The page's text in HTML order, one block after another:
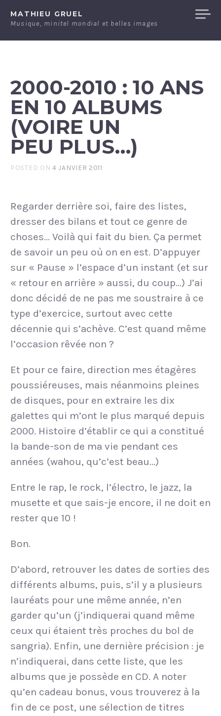
content
MATHIEU GRUEL
Musique, minitel mondial et belles images
2000-2010 : 10 ANS
EN 10 ALBUMS
(VOIRE UN
PEU PLUS…)
POSTED ON4 JANVIER 2011
Regarder derrière soi, faire des listes,
dresser des bilans et tout ce genre de
choses… Voilà qui fait du bien. Ça permet
de savoir un peu où on en est. D’appuyer
sur « Pause » l’espace d’un instant (et sur
« retour en arrière » aussi, du coup…) J’ai
donc décidé de ne pas me soustraire à ce
type d’exercice, surtout avec cette
décennie qui s’achève. C’est quand même
l’occasion rêvée non ?
Et pour ce faire, direction mes étagères
poussiéreuses, mais néanmoins pleines
de disques, pour en extraire les dix
galettes qui m’ont le plus marqué depuis
2000. Histoire d’établir ce qui a constitué
la bande-son de ma vie pendant ces
années (wahou, qu’c’est beau…)
Entre le rap, le rock, l’électro, le jazz, la
musette et que sais-je encore, il ne doit en
rester que 10 !
Bon.
D’abord, retrouver les dates de sorties des
différents albums, puis, s’il y a plusieurs
lauréats pour une même année, n’en
garder qu’un (j’indiquerai quand même
ceux qui étaient très proches du bol de
sangria). Enfin, une dernière précision : je
n’indiquerai, dans cette liste, que les
albums que je possède en CD. A noter
qu’en cadeau bonus, vous trouverez à la
fin de ce post, une sélection de titres